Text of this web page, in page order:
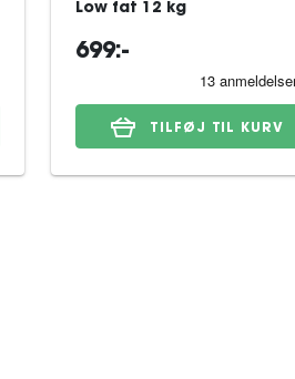
Low fat 12 kg
699:-
TILFØJ TIL KURV